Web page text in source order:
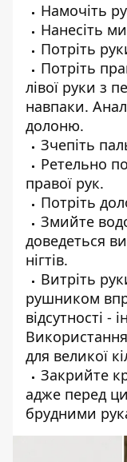
Намочіть
Нанесіть
Потріть
Потріть
лівої руки з
навпаки.
долоню.
Зчепіть
Ретельно
правої рук.
Потріть
Змийте
доведеться
нігтів.
Витріть
рушником
відсутності -
для великої
Закрийте
адже перед
брудними